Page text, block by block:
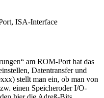
ISA-Interface
am ROM-Port hat das
Datentransfer und
stellt man ein, ob man von
einen Speicheroder I/O-